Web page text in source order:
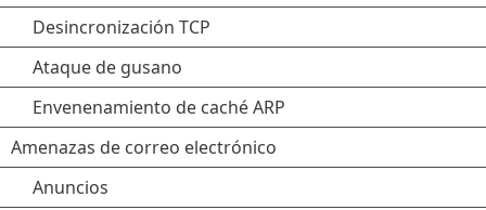
Desincronización TCP
Ataque de gusano
Envenenamiento de caché ARP
Amenazas de correo electrónico
Anuncios